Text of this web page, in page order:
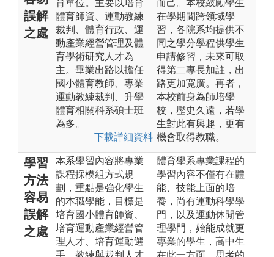
誤解
之處
育單位。主要以培育
體育師資、運動教練
裁判、體育行政、運
動產業經營管理及體
育學術研究人才為
主。畢業出路以擔任
國小體育教師、專業
運動教練裁判、升學
體育相關科系碩士班
為多。
下載詳細資料
而己。本校鼓勵學生
在學期間跨領域學
習，各院系均提供不
同之學分學程供學生
申請修習，未來可取
得第二專長加註，出
路更加寛廣。再者，
本校前身為師培學
校，㱘史久遠，若學
生對此有興趣，更有
機會取得教職。
學習
方法
容易
誤解
之處
本系學習內容將專業
課程採模組方式規
劃，重點是強化學生
的本職學能，目標是
培育國小體育師資、
培育運動產業經營管
理人才、培育運動選
手、教練與裁判人才
體育學系專業課程的
學習內容不僅有在體
能、技能上面的培
養，尚有運動科學學
門，以及運動休閒管
理學門，始能成就更
專業的學生，高中生
在此一方面，思考的